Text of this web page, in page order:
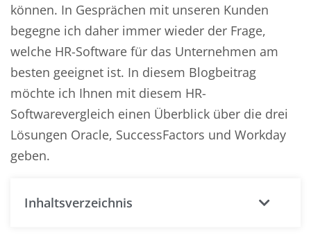
können. In Gesprächen mit unseren Kunden
begegne ich daher immer wieder der Frage,
welche HR-Software für das Unternehmen am
besten geeignet ist. In diesem Blogbeitrag
möchte ich Ihnen mit diesem HR-
Softwarevergleich einen Überblick über die drei
Lösungen Oracle, SuccessFactors und Workday
geben.
Inhaltsverzeichnis